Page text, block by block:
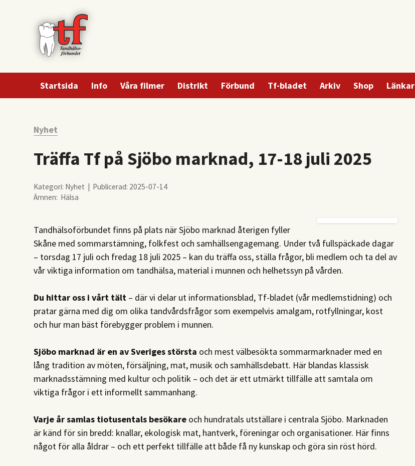
Startsida Info Våra filmer Distrikt Förbund Tf-bladet Arkiv Shop Länkar
Nyhet
Träffa Tf på Sjöbo marknad, 17-18 juli 2025
Kategori: Nyhet | Publicerad: 2025-07-14
Ämnen: Hälsa
Tandhälsoförbundet finns på plats när Sjöbo marknad återigen fyller
Skåne med sommarstämning, folkfest och samhällsengagemang. Under två fullspäckade dagar
– torsdag 17 juli och fredag 18 juli 2025 – kan du träffa oss, ställa frågor, bli medlem och ta del av
vår viktiga information om tandhälsa, material i munnen och helhetssyn på vården.
Du hittar oss i vårt tält – där vi delar ut informationsblad, Tf-bladet (vår medlemstidning) och
pratar gärna med dig om olika tandvårdsfrågor som exempelvis amalgam, rotfyllningar, kost
och hur man bäst förebygger problem i munnen.
Sjöbo marknad är en av Sveriges största och mest välbesökta sommarmarknader med en
lång tradition av möten, försäljning, mat, musik och samhällsdebatt. Här blandas klassisk
marknadsstämning med kultur och politik – och det är ett utmärkt tillfälle att samtala om
viktiga frågor i ett informellt sammanhang.
Varje år samlas tiotusentals besökare och hundratals utställare i centrala Sjöbo. Marknaden
är känd för sin bredd: knallar, ekologisk mat, hantverk, föreningar och organisationer. Här finns
något för alla åldrar – och ett perfekt tillfälle att både få ny kunskap och göra sin röst hörd.